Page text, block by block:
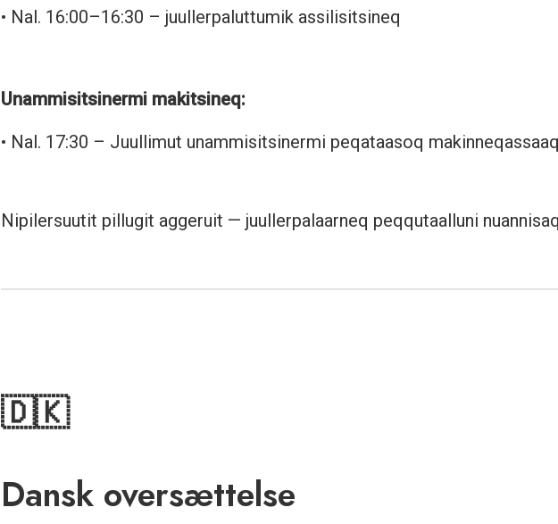
• Nal. 16:00–16:30 – juullerpaluttumik assilisitsineq
Unammisitsinermi makitsineq:
• Nal. 17:30 – Juullimut unammisitsinermi peqataasoq makinneqassaaq
Nipilersuutit pillugit aggeruit — juullerpalaarneq peqqutaalluni
🇩🇰
Dansk oversættelse